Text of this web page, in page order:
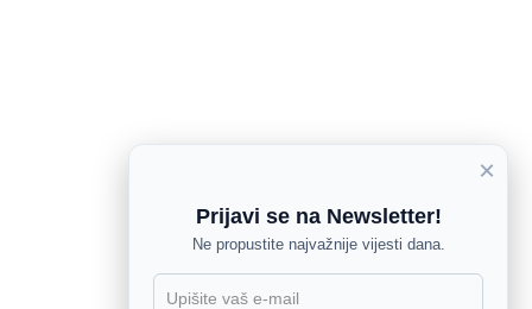
×
Prijavi se na Newsletter!
Ne propustite najvažnije vijesti dana.